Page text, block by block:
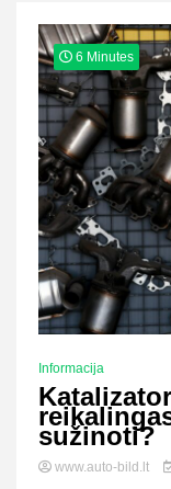
6 Minutes
Informacija
sužinoti?
www.auto-bild.lt